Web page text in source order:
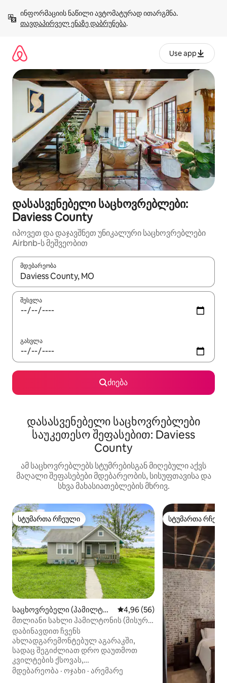
გადასვლა
თავდაპირველ ენაზე დაბრუნება.
Use app
დასასვენებელი საცხოვრებლები:
Daviess County
იპოვეთ და დაჯავშნეთ უნიკალური საცხოვრებლები
Airbnb-ს მეშვეობით
მდებარეობა
როცა შედეგები ხელმისაწვდომი გახდება, ნავიგაციისთვის
შესვლა
გასვლა
ძიება
დასასვენებელი საცხოვრებლები
საუკეთესო შეფასებით: Daviess
County
ამ საცხოვრებლებს სტუმრებისგან მიღებული აქვს
მაღალი შეფასებები მდებარეობის, სისუფთავისა და
სხვა მახასიათებლების მხრივ.
სტუმართა რჩეული
სტუმართა რჩეული
საცხოვრებელი (ჰამილტონ
ი)
საშუალო შეფასებაა 5‑დან
4,96 (56)
მთლიანი სახლი ჰამილტონის (მისური)
მახლობლად — ამერიკის
შეერთებული შტატების კვილტების
ქალაქი!
დაბინავდით ჩვენს
ახლადგარემონტებულ აგარაკში,
სადაც შეგიძლიათ დრო დაუთმოთ
კვილტების ქსოვას,
ხელნაკეთობებს და დასვენებას.
მდებარეობა · ოჯახი · არემარე
სტუმართა
სტუმართა